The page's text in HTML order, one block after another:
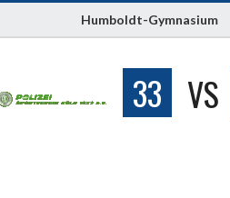
Humboldt-Gymnasium
33 VS